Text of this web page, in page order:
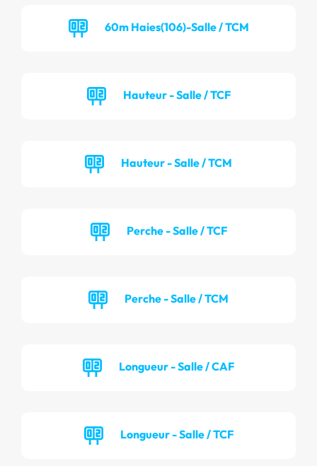
60m Haies(106)-Salle / TCM
Hauteur - Salle / TCF
Hauteur - Salle / TCM
Perche - Salle / TCF
Perche - Salle / TCM
Longueur - Salle / CAF
Longueur - Salle / TCF